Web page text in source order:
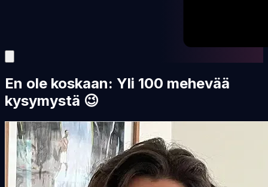
En ole koskaan: Yli 100 mehevää
kysymystä 😉